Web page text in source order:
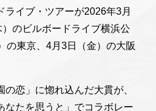
ライブ・ツアーが2026年3月
のビルボードライブ横浜公
の東京、4月3日（金）の大阪
恋」に惚れ込んだ大貫が、
なたを思うと」でコラボレー